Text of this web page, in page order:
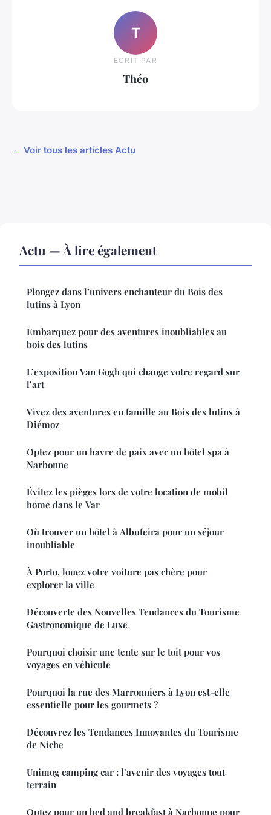
T
ECRIT PAR
Théo
← Voir tous les articles Actu
Actu — À lire également
Plongez dans l’univers enchanteur du Bois des
lutins à Lyon
Embarquez pour des aventures inoubliables au
bois des lutins
L’exposition Van Gogh qui change votre regard sur
l’art
Vivez des aventures en famille au Bois des lutins à
Diémoz
Optez pour un havre de paix avec un hôtel spa à
Narbonne
Évitez les pièges lors de votre location de mobil
home dans le Var
Où trouver un hôtel à Albufeira pour un séjour
inoubliable
À Porto, louez votre voiture pas chère pour
explorer la ville
Découverte des Nouvelles Tendances du Tourisme
Gastronomique de Luxe
Pourquoi choisir une tente sur le toit pour vos
voyages en véhicule
Pourquoi la rue des Marronniers à Lyon est-elle
essentielle pour les gourmets ?
Découvrez les Tendances Innovantes du Tourisme
de Niche
Unimog camping car : l’avenir des voyages tout
terrain
Optez pour un bed and breakfast à Narbonne pour